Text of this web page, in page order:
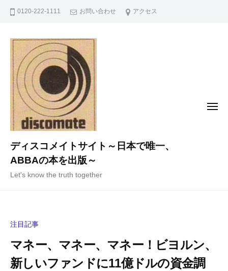
0120-222-1111 お問い合わせ アクセス
ディスコメイトサイト～日本で唯一、
ABBAの本を出版～
Let's know the truth together
メ
注目記事
マネー、マネー、マネー！ビヨルン、
新しいファンドに11億ドルの資金調